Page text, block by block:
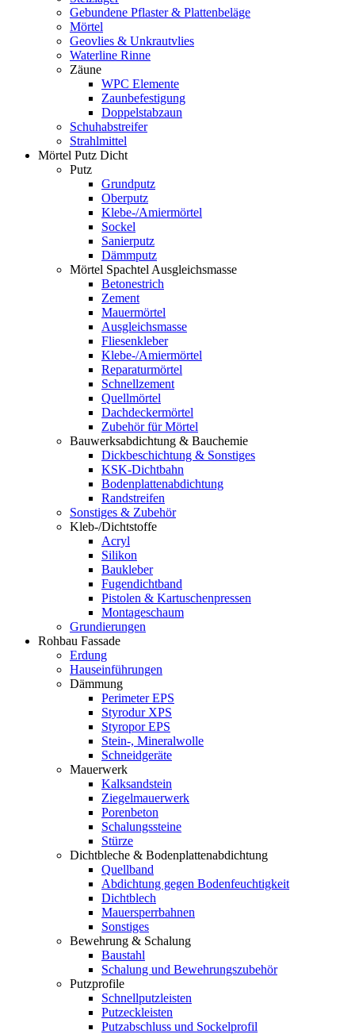
Gebundene Pflaster & Plattenbeläge
Mörtel
Geovlies & Unkrautvlies
Waterline Rinne
Zäune
WPC Elemente
Zaunbefestigung
Doppelstabzaun
Schuhabstreifer
Strahlmittel
Mörtel Putz Dicht
Putz
Grundputz
Oberputz
Klebe-/Amiermörtel
Sockel
Sanierputz
Dämmputz
Mörtel Spachtel Ausgleichsmasse
Betonestrich
Zement
Mauermörtel
Ausgleichsmasse
Fliesenkleber
Klebe-/Amiermörtel
Reparaturmörtel
Schnellzement
Quellmörtel
Dachdeckermörtel
Zubehör für Mörtel
Bauwerksabdichtung & Bauchemie
Dickbeschichtung & Sonstiges
KSK-Dichtbahn
Bodenplattenabdichtung
Randstreifen
Sonstiges & Zubehör
Kleb-/Dichtstoffe
Acryl
Silikon
Baukleber
Fugendichtband
Pistolen & Kartuschenpressen
Montageschaum
Grundierungen
Rohbau Fassade
Erdung
Hauseinführungen
Dämmung
Perimeter EPS
Styrodur XPS
Styropor EPS
Stein-, Mineralwolle
Schneidgeräte
Mauerwerk
Kalksandstein
Ziegelmauerwerk
Porenbeton
Schalungssteine
Stürze
Dichtbleche & Bodenplattenabdichtung
Quellband
Abdichtung gegen Bodenfeuchtigkeit
Dichtblech
Mauersperrbahnen
Sonstiges
Bewehrung & Schalung
Baustahl
Schalung und Bewehrungszubehör
Putzprofile
Schnellputzleisten
Putzeckleisten
Putzabschluss und Sockelprofil